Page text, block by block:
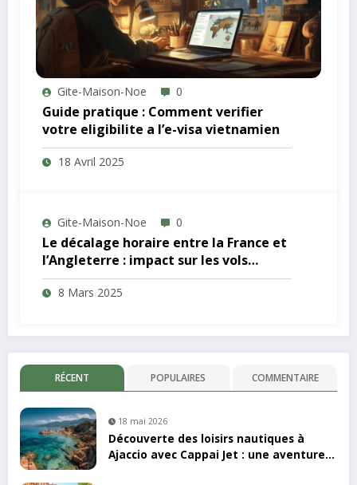
Gite-Maison-Noe 0
Guide pratique : Comment verifier
votre eligibilite a l’e-visa vietnamien
18 Avril 2025
Gite-Maison-Noe 0
Le décalage horaire entre la France et
l’Angleterre : impact sur les vols
matinaux vers Londres
8 Mars 2025
RÉCENT POPULAIRES COMMENTAIRE
18 mai 2026
Découverte des loisirs nautiques à
Ajaccio avec Cappai Jet : une aventure